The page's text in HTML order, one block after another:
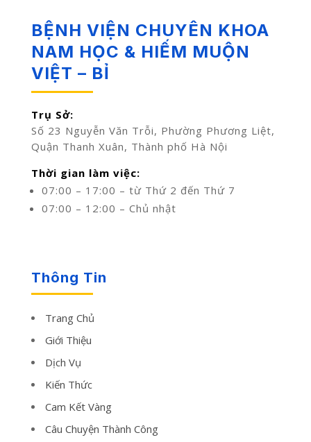
BỆNH VIỆN CHUYÊN KHOA
NAM HỌC & HIẾM MUỘN
VIỆT – BỈ
Trụ Sở:
Số 23 Nguyễn Văn Trỗi, Phường Phương Liệt,
Quận Thanh Xuân, Thành phố Hà Nội
Thời gian làm việc:
07:00 – 17:00 – từ Thứ 2 đến Thứ 7
07:00 – 12:00 – Chủ nhật
Thông Tin
Trang Chủ
Giới Thiệu
Dịch Vụ
Kiến Thức
Cam Kết Vàng
Câu Chuyện Thành Công